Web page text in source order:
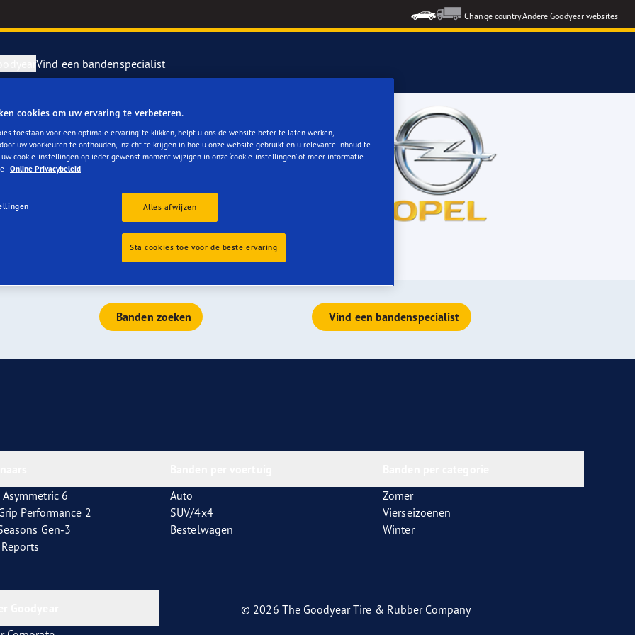
Change countryAndere Goodyear websites
4Seasons GEN-3
F1 SuperSport
F1 Asymmetric 6
Performance 3
Vind een bandenspecialist
zijn een goede
tests. Bovendien zijn wij de marktleider voor Europese
op nat als brandstofefficiëntie. Onze banden kunnen worden
bepaalde gevallen worden ze zelfs standaard op de
Banden zoeken Vind een bandenspecialist
Asymmetric 6
Performance 2
Gen-3
Auto
SUV/4x4
Bestelwagen
Zomer
Vierseizoenen
Winter
© 2026 The Goodyear Tire & Rubber Company
cookies om uw ervaring te verbeteren.
toestaan voor een optimale ervaring’ te klikken, helpt u ons de website beter te laten werken,
uw voorkeuren te onthouden, inzicht te krijgen in hoe u onze website gebruikt en u relevante inhoud te
uw cookie-instellingen op ieder gewenst moment wijzigen in onze ‘cookie-instellingen’ of meer informatie
Online Privacybeleid
Alles afwijzen
Sta cookies toe voor de beste ervaring